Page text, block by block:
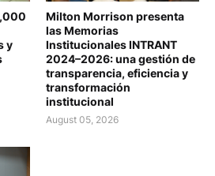
y
Milton Morrison presenta
las Memorias
Institucionales INTRANT
2024–2026: una gestión de
transparencia, eficiencia y
transformación
institucional
August 05, 2026